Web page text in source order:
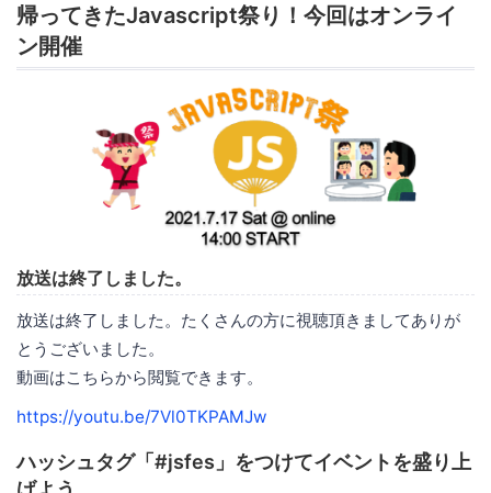
帰ってきたJavascript祭り！今回はオンライ
ン開催
放送は終了しました。
放送は終了しました。たくさんの方に視聴頂きましてありが
とうございました。
動画はこちらから閲覧できます。
https://youtu.be/7Vl0TKPAMJw
ハッシュタグ「#jsfes」をつけてイベントを盛り上